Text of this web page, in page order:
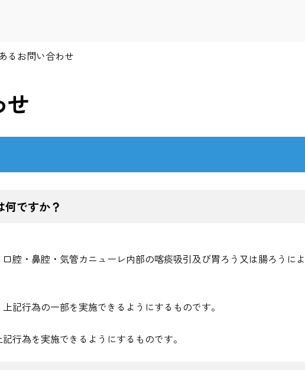
るお問い合わせ
何ですか？
腔・鼻腔・気管カニューレ内部の喀痰吸引及び胃ろう又は腸ろうに
記行為の一部を実施できるようにするものです。
行為を実施できるようにするものです。